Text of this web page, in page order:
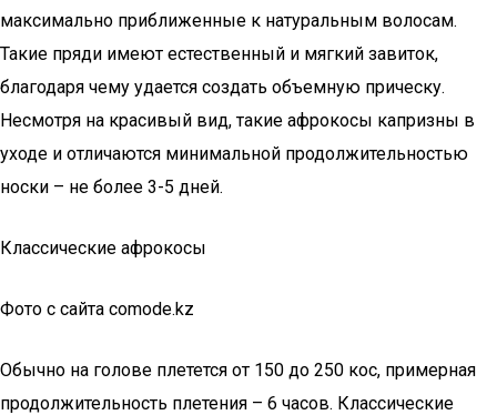
максимально приближенные к натуральным волосам.
Такие пряди имеют естественный и мягкий завиток,
благодаря чему удается создать объемную прическу.
Несмотря на красивый вид, такие афрокосы капризны в
уходе и отличаются минимальной продолжительностью
носки – не более 3-5 дней.
Классические афрокосы
Фото с сайта comode.kz
Обычно на голове плетется от 150 до 250 кос, примерная
продолжительность плетения – 6 часов. Классические